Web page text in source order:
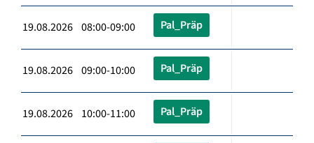
19.08.2026 08:00-09:00 Pal_Präp
19.08.2026 09:00-10:00 Pal_Präp
19.08.2026 10:00-11:00 Pal_Präp